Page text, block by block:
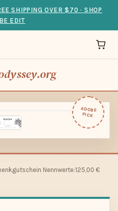
SHIPPING OVER $70 · SHOP
EDIT
ADOBE
PICK
Nennwerte:125,00 €